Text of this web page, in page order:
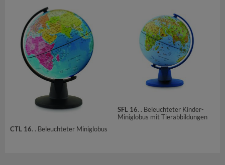
CTL 16. . Beleuchteter Miniglobus
SFL 16. . Beleuchteter Kinder-
Miniglobus mit Tierabbildungen